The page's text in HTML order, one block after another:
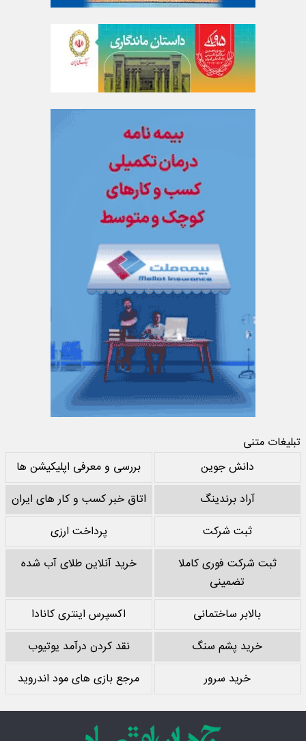
تبلیغات متنی
دانش جوین
بررسی و معرفی اپلیکیشن ها
آراد برندینگ
اتاق خبر کسب و کار های ایران
ثبت شرکت
پرداخت ارزی
ثبت شرکت فوری کاملا
تضمینی
خرید آنلاین طلای آب شده
بالابر ساختمانی
اکسپرس اینتری کانادا
خرید پشم سنگ
نقد کردن درآمد یوتیوب
خرید سرور
مرجع بازی های مود اندروید